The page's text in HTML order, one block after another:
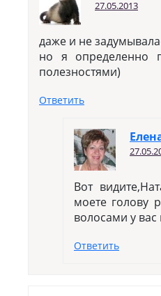
27.05.2013
даже и не
но я определенно
полезностями)
Ответить
Вот
моете голову
волосами у вас
Ответить